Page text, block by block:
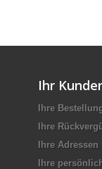
Ihr
Ihre
Ihre
Ihre Adressen
Ihre